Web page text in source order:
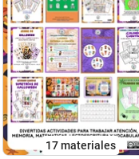
17 materiales